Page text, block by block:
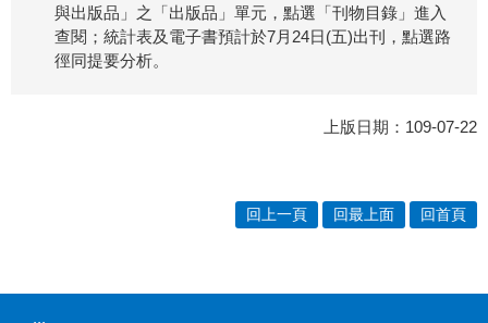
與出版品」之「出版品」單元，點選「刊物目錄 」進入
查閱；統計表及電子書預計於7月24日(五)出刊，點選路
徑同提要分析。
上版日期：109-07-22
回上一頁 回最上面 回首頁